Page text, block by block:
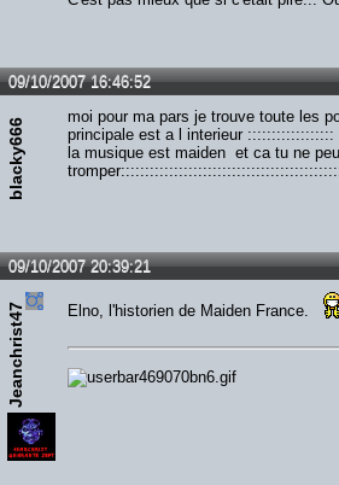
09/10/2007 16:46:52
blacky666
moi pour ma pars je trouve toute les
principale est a l interieur ::::::::::::::::::
la musique est maiden et ca tu ne
09/10/2007 20:39:21
Jeanchrist47 Elno, l'historien de Maiden France.